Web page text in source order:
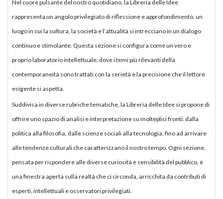
Nel cuore pulsante del nostro quotidiano, la Libreria delle Idee
rappresenta un angolo privilegiato di riflessione e approfondimento, un
luogo in cui la cultura, la società e l’attualità si intrecciano in un dialogo
continuo e stimolante. Questa sezione si configura come un vero e
proprio laboratorio intellettuale, dove i temi più rilevanti della
contemporaneità sono trattati con la serietà e la precisione che il lettore
esigente si aspetta.
Suddivisa in diverse rubriche tematiche, la Libreria delle Idee si propone di
offrire uno spazio di analisi e interpretazione su molteplici fronti: dalla
politica alla filosofia, dalle scienze sociali alla tecnologia, fino ad arrivare
alle tendenze culturali che caratterizzano il nostro tempo. Ogni sezione,
pensata per rispondere alle diverse curiosità e sensibilità del pubblico, è
una finestra aperta sulla realtà che ci circonda, arricchita da contributi di
esperti, intellettuali e osservatori privilegiati.